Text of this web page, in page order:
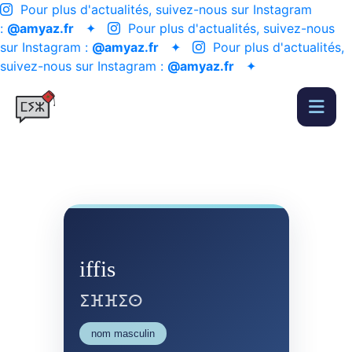
Pour plus d'actualités, suivez-nous sur Instagram
: @amyaz.fr ✦
Pour plus d'actualités, suivez-nous
sur Instagram : @amyaz.fr ✦
Pour plus d'actualités,
suivez-nous sur Instagram : @amyaz.fr ✦
iffis
ⵉⴼⴼⵉⵙ
nom masculin